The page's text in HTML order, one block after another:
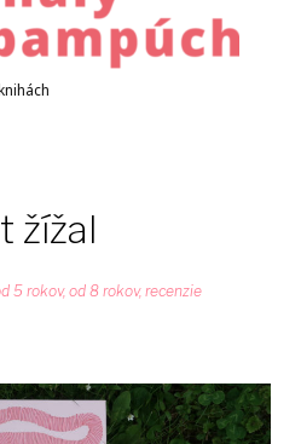
žížal
5 rokov, od 8 rokov, recenzie